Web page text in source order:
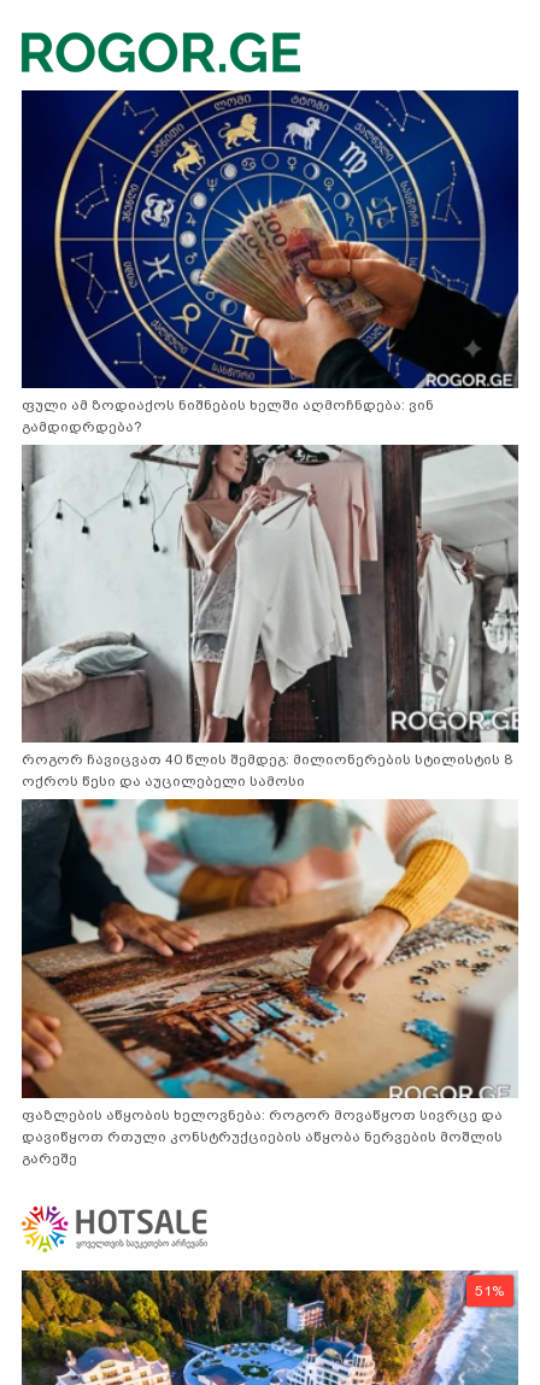
ფული ამ ზოდიაქოს ნიშნების ხელში აღმოჩნდება: ვინ
გამდიდრდება?
როგორ ჩავიცვათ 40 წლის შემდეგ: მილიონერების სტილისტის 8
ოქროს წესი და აუცილებელი სამოსი
ფაზლების აწყობის ხელოვნება: როგორ მოვაწყოთ სივრცე და
დავიწყოთ რთული კონსტრუქციების აწყობა ნერვების მოშლის
გარეშე
51%